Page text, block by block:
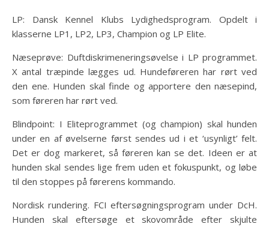
LP: Dansk Kennel Klubs Lydighedsprogram. Opdelt i
klasserne LP1, LP2, LP3, Champion og LP Elite.
Næseprøve: Duftdiskrimeneringsøvelse i LP programmet.
X antal træpinde lægges ud. Hundeføreren har rørt ved
den ene. Hunden skal finde og apportere den næsepind,
som føreren har rørt ved.
Blindpoint: I Eliteprogrammet (og champion) skal hunden
under en af øvelserne først sendes ud i et ‘usynligt’ felt.
Det er dog markeret, så føreren kan se det. Ideen er at
hunden skal sendes lige frem uden et fokuspunkt, og løbe
til den stoppes på førerens kommando.
Nordisk rundering. FCI eftersøgningsprogram under DcH.
Hunden skal eftersøge et skovområde efter skjulte